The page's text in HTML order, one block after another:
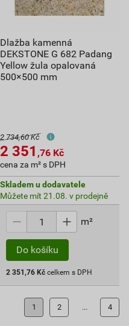
Dlažba kamenná
DEKSTONE G 682 Padang
Yellow žula opalovaná
500×500 mm
2 734,60 Kč
2 351 ,76 Kč
cena za m² s DPH
Skladem u dodavatele
Můžete mít 21.08. v prodejně
m²
Do košíku
2 351,76 Kč celkem s DPH
1 2 ... 4